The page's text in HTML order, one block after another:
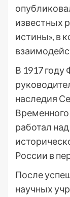
известных
истины», в
В 1917
наследия
работал
России в
После
научных